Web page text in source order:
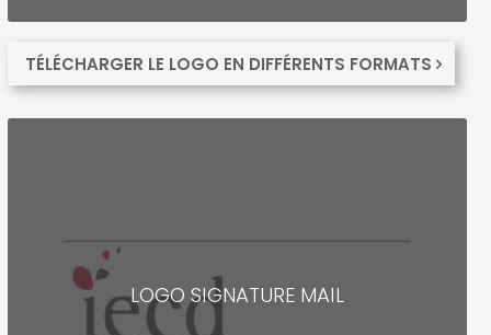
TÉLÉCHARGER LE LOGO EN DIFFÉRENTS FORMATS
LOGO SIGNATURE MAIL